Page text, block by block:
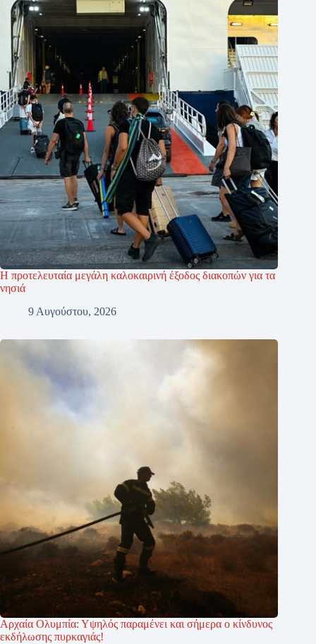
Η προτελευταία μεγάλη καλοκαιρινή έξοδος διακοπών για τα
νησιά
9 Αυγούστου, 2026
Αρχαία Ολυμπία: Υψηλός παραμένει και σήμερα ο κίνδυνος
εκδήλωσης πυρκαγιάς!